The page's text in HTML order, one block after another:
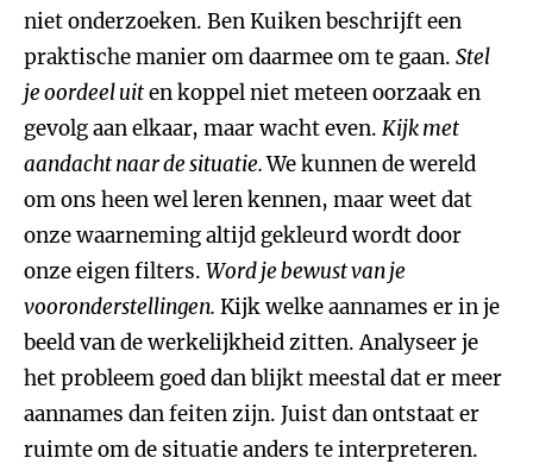
niet onderzoeken. Ben Kuiken beschrijft een
praktische manier om daarmee om te gaan. Stel
je oordeel uiten koppel niet meteen oorzaak en
gevolg aan elkaar, maar wacht even. Kijk met
aandacht naar de situatie.We kunnen de wereld
om ons heen wel leren kennen, maar weet dat
onze waarneming altijd gekleurd wordt door
onze eigen filters. Word je bewust van je
vooronderstellingen. Kijk welke aannames er in je
beeld van de werkelijkheid zitten. Analyseer je
het probleem goed dan blijkt meestal dat er meer
aannames dan feiten zijn. Juist dan ontstaat er
ruimte om de situatie anders te interpreteren.